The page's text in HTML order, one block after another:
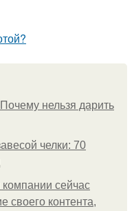
нельзя дарить
челки: 70
компании сейчас
своего контента,